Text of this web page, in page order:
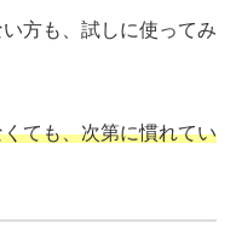
方も、試しに使ってみ
ても、次第に慣れてい